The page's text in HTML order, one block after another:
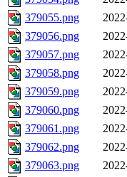
379055.png
379056.png
379057.png
379058.png
379059.png
379060.png
379061.png
379062.png
379063.png